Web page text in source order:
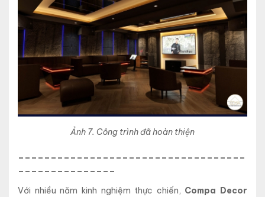
Ảnh 7. Công trình đã hoàn thiện
Với nhiều năm kinh nghiệm thực chiến, Compa Decor